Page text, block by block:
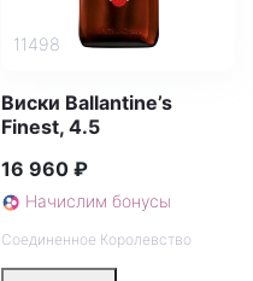
11498
Виски Ballantine’s
Finest, 4.5
16 960 ₽
Начислим бонусы
Соединенное Королевство